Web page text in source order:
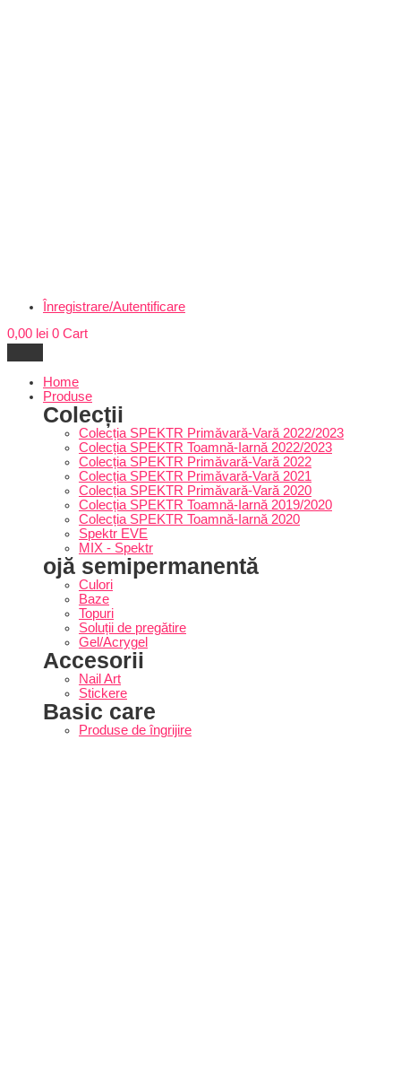
Înregistrare/Autentificare
0,00 lei 0 Cart
Home
Produse
Colecții
Colecția SPEKTR Primăvară-Vară 2022/2023
Colecția SPEKTR Toamnă-Iarnă 2022/2023
Colecția SPEKTR Primăvară-Vară 2022
Colecția SPEKTR Primăvară-Vară 2021
Colecția SPEKTR Primăvară-Vară 2020
Colecția SPEKTR Toamnă-Iarnă 2019/2020
Colecția SPEKTR Toamnă-Iarnă 2020
Spektr EVE
MIX - Spektr
ojă semipermanentă
Culori
Baze
Topuri
Soluții de pregătire
Gel/Acrygel
Accesorii
Nail Art
Stickere
Basic care
Produse de îngrijire